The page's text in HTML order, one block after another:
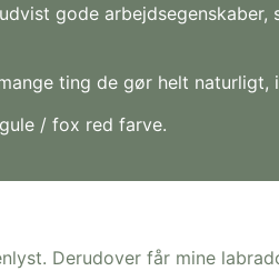
gode
ting de gør helt
/ fox red farve.
Derudover får mine